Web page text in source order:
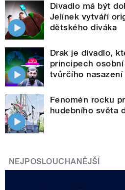
Divadlo má být
Jelínek vytváří
dětského diváka
Drak je divadlo,
principech
tvůrčího nasazení
Fenomén rocku
hudebního světa
NEJPOSLOUCHANĚJŠÍ